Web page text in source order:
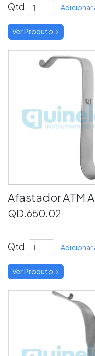
Qtd.
Ver Produto
Afastador ATM
QD.650.02
Qtd.
Ver Produto